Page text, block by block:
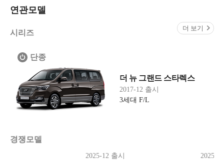
연관모델
시리즈
더 보기
단종
더 뉴 그랜드 스타렉스
2017-12 출시
3세대 F/L
경쟁모델
2025-12 출시 2025-